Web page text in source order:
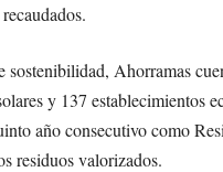
sostenibilidad, Ahorramas
y 137 establecimientos
año consecutivo como
residuos valorizados.